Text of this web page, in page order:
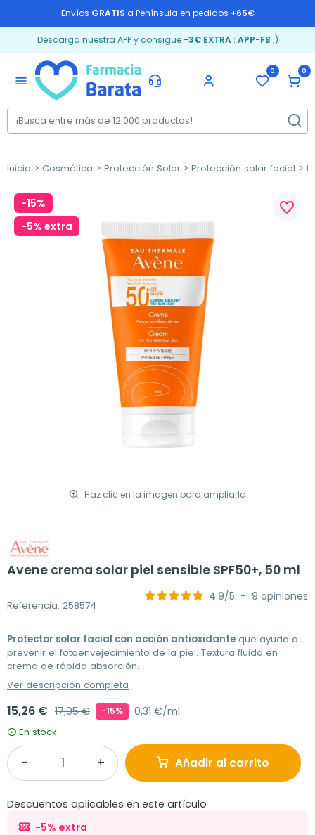
Envíos GRATIS a Península en pedidos +65€
Descarga nuestra APP y consigue -3€ EXTRA: APP-FB ;)
menu
0 0
Inicio Cosmética Protección Solar Protección solar facial
-15%
-5% extra
Haz clic en la imagen para ampliarla
favorite_border
Avene crema solar piel sensible SPF50+, 50 ml
Referencia: 258574
4.9/5 - 9 opiniones
Protector solar facial con acción antioxidante que ayuda a
prevenir el fotoenvejecimiento de la piel. Textura fluida en
crema de rápida absorción.
Ver descripción completa
15,26 € 17,95 € -15% 0,31 €/ml
En stock
Añadir al carrito
Descuentos aplicables en este artículo
-5% extra